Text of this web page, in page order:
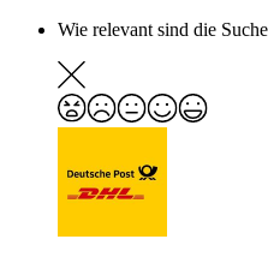
Wie relevant sind die